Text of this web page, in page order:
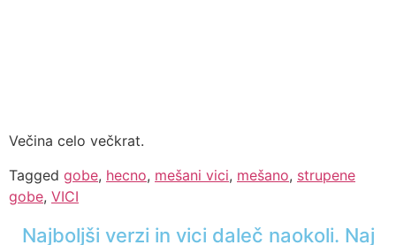
Večina celo večkrat.
Tagged gobe, hecno, mešani vici, mešano, strupene
gobe, VICI
Najboljši verzi in vici daleč naokoli. Naj